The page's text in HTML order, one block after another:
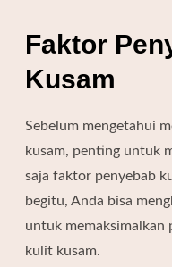
Faktor
Kusam
Sebelum mengetahui
kusam, penting untuk
saja faktor penyebab
begitu, Anda bisa
untuk
kulit kusam.